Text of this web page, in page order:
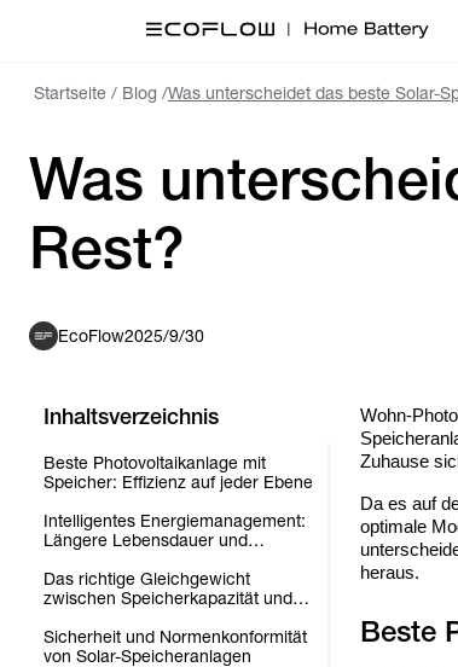
Startseite / Blog /Was unterscheidet das beste Solar-
Was
EcoFlow2025/9/30
Inhaltsverzeichnis
Beste Photovoltaikanlage mit
Speicher: Effizienz auf jeder Ebene
Intelligentes Energiemanagement:
Längere Lebensdauer und
Das richtige Gleichgewicht
zwischen Speicherkapazität und
Sicherheit und Normenkonformität
von Solar-Speicheranlagen
Wohn-
Zuhause
Da es auf
optimale
heraus.
Beste